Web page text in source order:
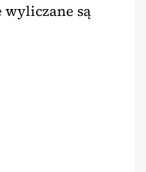
wyliczane są